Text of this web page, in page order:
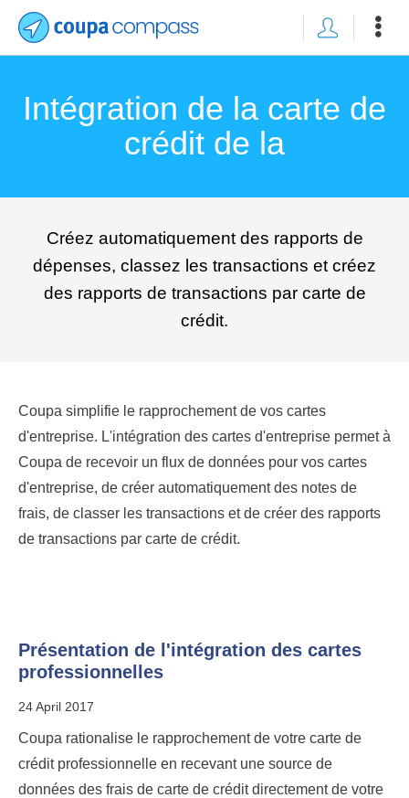
Intégration de la carte de
crédit de la
Créez automatiquement des rapports de
dépenses, classez les transactions et créez
des rapports de transactions par carte de
crédit.
Coupa simplifie le rapprochement de vos cartes
d'entreprise. L'intégration des cartes d'entreprise permet à
Coupa de recevoir un flux de données pour vos cartes
d'entreprise, de créer automatiquement des notes de
frais, de classer les transactions et de créer des rapports
de transactions par carte de crédit.
Présentation de l'intégration des cartes
professionnelles
24 April 2017
Coupa rationalise le rapprochement de votre carte de
crédit professionnelle en recevant une source de
données des frais de carte de crédit directement de votre